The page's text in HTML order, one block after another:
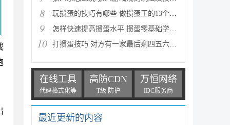
8 玩掼蛋的技巧有哪些 做掼蛋王的13个技巧分享
9 怎样快速提高掼蛋水平 掼蛋零基础学习技巧分享
10 打掼蛋技巧 对方有一家最后剩四五六张牌的应对方法
在线工具
代码格式化等
高防CDN
T级 防护
万恒网络
IDC服务商
最近更新的内容